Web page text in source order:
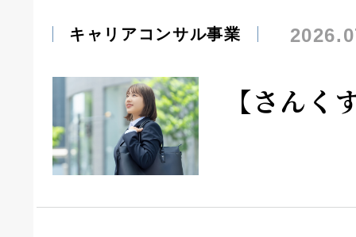
キャリアコンサル事業
【さんく